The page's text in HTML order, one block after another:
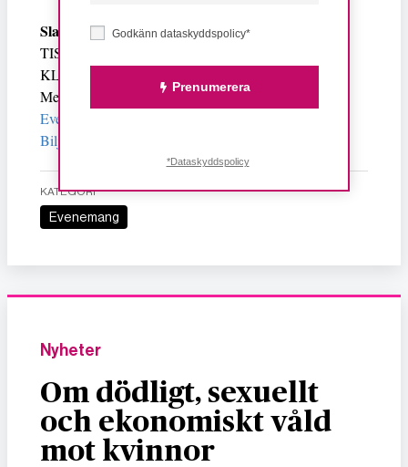
Slavhandeln som aldrig upphört
TISDAG 18 JANUARI
KL. 18:00–19:30
Medelhavsmuseet
Evenemang av Medelhavsmuseet
Biljetter
KATEGORI
Evenemang
Nyheter
Om dödligt, sexuellt
och ekonomiskt våld
mot kvinnor
Godkänn dataskyddspolicy*
Prenumerera
*Dataskyddspolicy